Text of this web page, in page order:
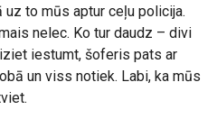
uz to mūs aptur ceļu policija.
nelec. Ko tur daudz – divi
iestumt, šoferis pats ar
un viss notiek. Labi, ka mūs